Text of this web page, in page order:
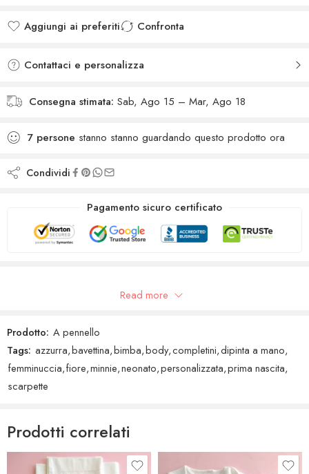
Aggiungi ai preferiti
Confronta
Contattaci e personalizza
Consegna stimata: Sab, Ago 15 – Mar, Ago 18
7 persone stanno stanno guardando questo prodotto ora
Condividi
Pagamento sicuro certificato
Recensioni GoogleRead more
Prodotto: A pennello
Tags: azzurra,bavettina,bimba,body,completini,dipinta a mano,
femminuccia,fiore,minnie,neonato,personalizzata,prima nascita,
scarpette
Prodotti correlati